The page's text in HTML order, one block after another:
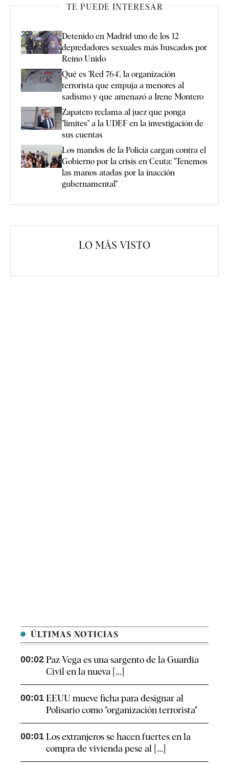
TE PUEDE INTERESAR
Detenido en Madrid uno de los 12
depredadores sexuales más buscados por
Reino Unido
Qué es 'Red 764', la organización
terrorista que empuja a menores al
sadismo y que amenazó a Irene Montero
Zapatero reclama al juez que ponga
"límites" a la UDEF en la investigación de
sus cuentas
Los mandos de la Policía cargan contra el
Gobierno por la crisis en Ceuta: "Tenemos
las manos atadas por la inacción
gubernamental"
LO MÁS VISTO
ÚLTIMAS NOTICIAS
00:02 Paz Vega es una sargento de la Guardia
Civil en la nueva [...]
00:01 EEUU mueve ficha para designar al
Polisario como "organización terrorista"
00:01 Los extranjeros se hacen fuertes en la
compra de vivienda pese al [...]